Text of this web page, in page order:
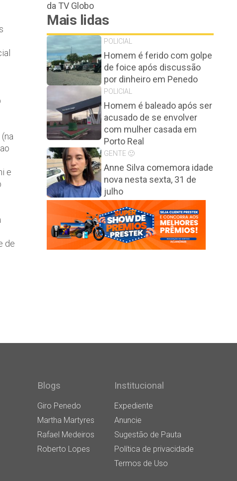
e
de
da TV Globo
Mais lidas
POLICIAL
Homem é ferido com golpe
de foice após discussão
por dinheiro em Penedo
POLICIAL
Homem é baleado após ser
acusado de se envolver
com mulher casada em
Porto Real
GENTE 🙂
Anne Silva comemora idade
nova nesta sexta, 31 de
julho
Blogs
Giro Penedo
Martha Martyres
Rafael Medeiros
Roberto Lopes
Institucional
Expediente
Anuncie
Sugestão de Pauta
Política de privacidade
Termos de Uso